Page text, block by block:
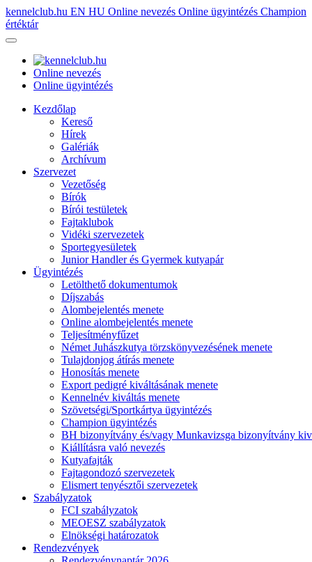
kennelclub.hu EN HU Online nevezés Online ügyintézés Champion
értéktár
Online nevezés
Online ügyintézés
Kezdőlap
Kereső
Hírek
Galériák
Archívum
Szervezet
Vezetőség
Bírók
Bírói testületek
Fajtaklubok
Vidéki szervezetek
Sportegyesületek
Junior Handler és Gyermek kutyapár
Ügyintézés
Letölthető dokumentumok
Díjszabás
Alombejelentés menete
Online alombejelentés menete
Teljesítményfűzet
Német Juhászkutya törzskönyvezésének menete
Tulajdonjog átírás menete
Honosítás menete
Export pedigré kiváltásának menete
Kennelnév kiváltás menete
Szövetségi/Sportkártya ügyintézés
Champion ügyintézés
BH bizonyítvány és/vagy Munkavizsga bizonyítvány
Kiállításra való nevezés
Kutyafajták
Fajtagondozó szervezetek
Elismert tenyésztői szervezetek
Szabályzatok
FCI szabályzatok
MEOESZ szabályzatok
Elnökségi határozatok
Rendezvények